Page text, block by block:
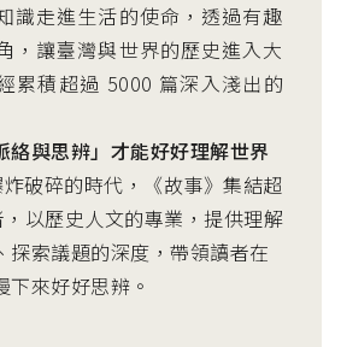
識走進生活的使命，透過有趣
，讓臺灣與世界的歷史進入大
累積超過 5000 篇深入淺出的
絡與思辨」才能好好理解世界
破碎的時代，《故事》集結超
以歷史人文的專業，提供理解
探索議題的深度，帶領讀者在
下來好好思辨。